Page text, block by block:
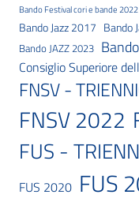
Bando Festival cori e bande 2022
Bando Jazz 2017 Bando
Bando JAZZ 2023
Consiglio Superiore
FNSV -
FNSV 2022
FUS -
FUS 2020 FUS